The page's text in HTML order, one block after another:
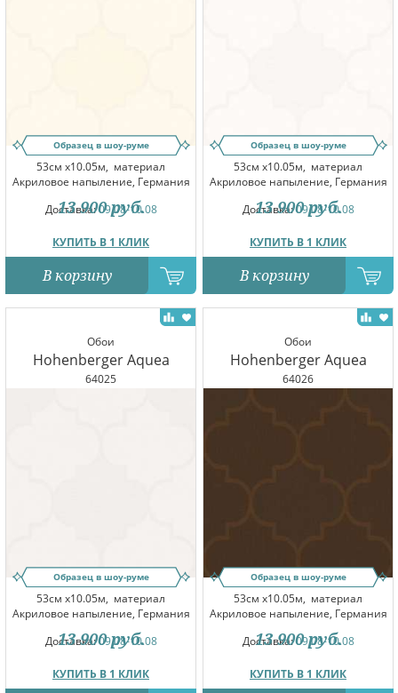
Образец в шоу-руме
53см x10.05м, материал
Акриловое напыление, Германия
Доставка:09.08-10.08
КУПИТЬ В 1 КЛИК
13 900 руб.
В корзину
Образец в шоу-руме
53см x10.05м, материал
Акриловое напыление, Германия
Доставка:09.08-10.08
КУПИТЬ В 1 КЛИК
13 900 руб.
В корзину
Обои
Hohenberger Aquea
64025
Образец в шоу-руме
53см x10.05м, материал
Акриловое напыление, Германия
Доставка:09.08-10.08
КУПИТЬ В 1 КЛИК
13 900 руб.
Обои
Hohenberger Aquea
64026
Образец в шоу-руме
53см x10.05м, материал
Акриловое напыление, Германия
Доставка:09.08-10.08
КУПИТЬ В 1 КЛИК
13 900 руб.